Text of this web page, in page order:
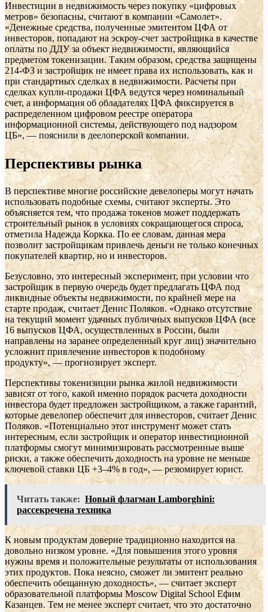
Инвестиции в недвижимость через покупку «цифровых
метров» безопасны, считают в компании «Самолет».
«Денежные средства, полученные эмитентом ЦФА от
инвесторов, попадают на эскроу-счет застройщика в качестве
оплаты по ДДУ за объект недвижимости, являющийся
предметом токенизации. Таким образом, средства защищены
214-ФЗ и застройщик не имеет права их использовать, как и
при стандартных сделках в недвижимости. Расчеты при
сделках купли-продажи ЦФА ведутся через номинальный
счет, а информация об обладателях ЦФА фиксируется в
распределенном цифровом реестре оператора
информационной системы, действующего под надзором
ЦБ», — пояснили в деелоперской компании.
Перспективы рынка
В перспективе многие российские девелоперы могут начать
использовать подобные схемы, считают эксперты. Это
объясняется тем, что продажа токенов может поддержать
строительный рынок в условиях сокращающегося спроса,
отметила Надежда Коркка. По ее словам, данная мера
позволит застройщикам привлечь деньги не только конечных
покупателей квартир, но и инвесторов.
Безусловно, это интересный эксперимент, при условии что
застройщик в первую очередь будет предлагать ЦФА под
ликвидные объекты недвижимости, по крайней мере на
старте продаж, считает Денис Поляков. «Однако отсутствие
на текущий момент удачных публичных выпусков ЦФА (все
16 выпусков ЦФА, осуществленных в России, были
направлены на заранее определенный круг лиц) значительно
усложнит привлечение инвесторов к подобному
продукту», — прогнозирует эксперт.
Перспективы токенизиции рынка жилой недвижимости
зависят от того, какой именно порядок расчета доходности
инвестора будет предложен застройщиком, а также гарантий,
которые девелопер обеспечит для инвесторов, считает Денис
Поляков. «Потенциально этот инструмент может стать
интересным, если застройщик и оператор инвестиционной
платформы смогут минимизировать рассмотренные выше
риски, а также обеспечить доходность на уровне не меньше
ключевой ставки ЦБ +3–4% в год», — резюмирует юрист.
Читать также: Новый флагман Lamborghini:
рассекречена техника
К новым продуктам доверие традиционно находится на
довольно низком уровне. «Для повышения этого уровня
нужны время и положительные результаты от использования
этих продуктов. Пока неясно, сможет ли эмитент реально
обеспечить обещанную доходность», — считает эксперт
образовательной платформы Moscow Digital School Ефим
Казанцев. Тем не менее эксперт считает, что это достаточно